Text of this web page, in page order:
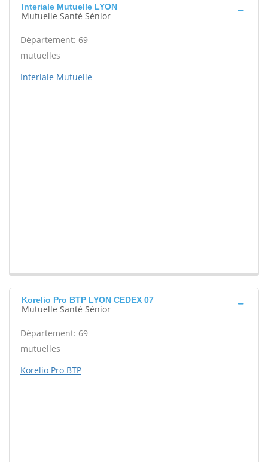
Interiale Mutuelle LYON
Mutuelle Santé Sénior
Département: 69
mutuelles
Interiale Mutuelle
Korelio Pro BTP LYON CEDEX 07
Mutuelle Santé Sénior
Département: 69
mutuelles
Korelio Pro BTP